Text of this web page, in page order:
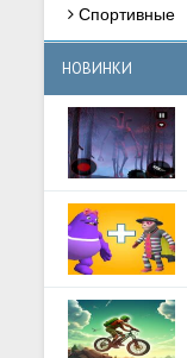
Спортивные
НОВИНКИ